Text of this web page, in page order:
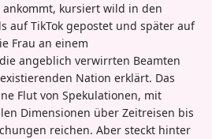
ankommt, kursiert wild in den
auf TikTok gepostet und später auf
Frau an einem
angeblich verwirrten Beamten
Nation erklärt. Das
Flut von Spekulationen, mit
Dimensionen über Zeitreisen bis
reichen. Aber steckt hinter